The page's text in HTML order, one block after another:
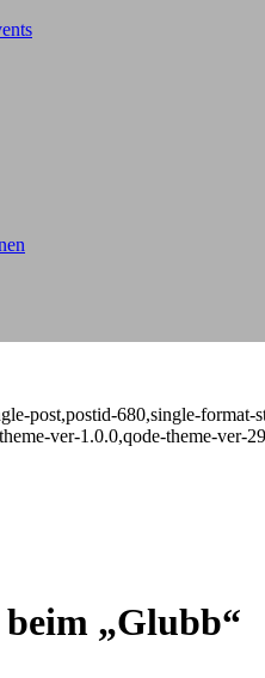
post,postid-680,single-
ver-1.0.0,qode-theme-ver-
„Glubb“